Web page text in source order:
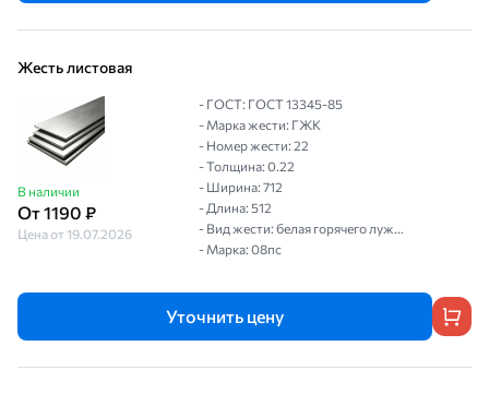
Жесть листовая
В наличии
От 1190 ₽
Цена от 19.07.2026
- ГОСТ: ГОСТ 13345-85
- Марка жести: ГЖК
- Номер жести: 22
- Толщина: 0.22
- Ширина: 712
- Длина: 512
- Вид жести: белая горячего луж...
- Марка: 08пс
Уточнить цену